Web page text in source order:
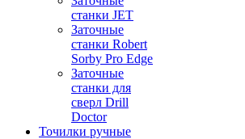
станки JET
Заточные
станки Robert
Sorby Pro Edge
Заточные
станки для
сверл Drill
Doctor
Точилки ручные